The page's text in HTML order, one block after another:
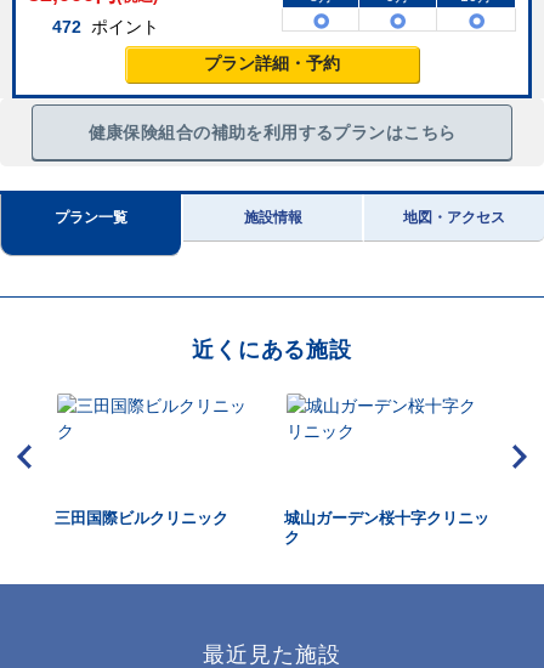
472 ポイント
プラン詳細・予約
健康保険組合の補助を利用するプランはこちら
プラン一覧 施設情報 地図・アクセス
近くにある施設
三田国際ビルクリニック
城山ガーデン桜十字クリニッ
ク
最近見た施設